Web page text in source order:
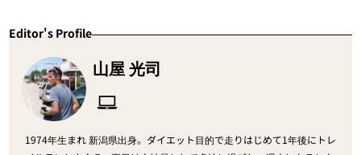
Editor's Profile
山屋 光司
1974年生まれ 新潟県出身。ダイエット目的で走りはじめて1年後にトレ